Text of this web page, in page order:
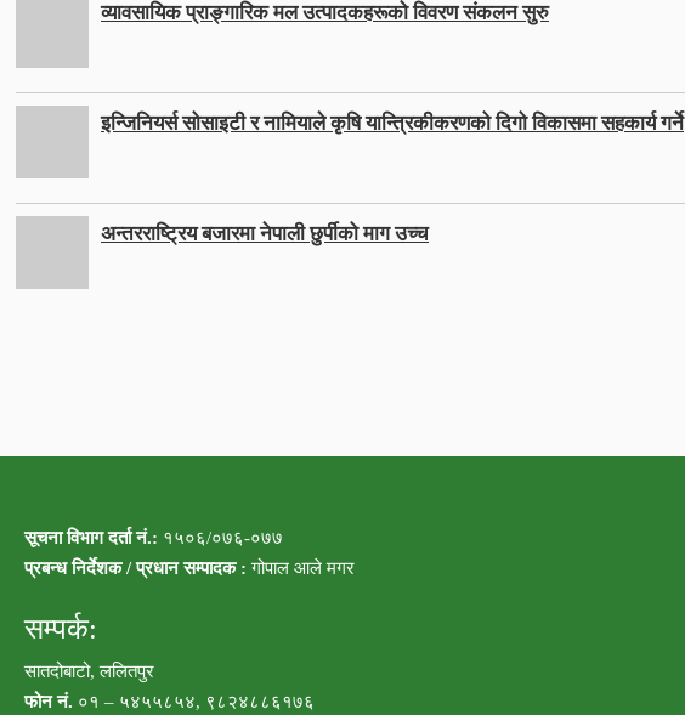
व्यावसायिक प्राङ्गारिक मल उत्पादकहरूको विवरण संकलन सुरु
इन्जिनियर्स सोसाइटी र नामियाले कृषि यान्त्रिकीकरणको दिगो विकासमा सहकार्य गर्ने
अन्तरराष्ट्रिय बजारमा नेपाली छुर्पीको माग उच्च
सूचना विभाग दर्ता नं.: १५०६/०७६-०७७
प्रबन्ध निर्देशक / प्रधान सम्पादक : गोपाल आले मगर
सम्पर्क:
सातदोबाटो, ललितपुर
फोन नं. ०१ – ५४५५८५४, ९८२४८८६१७६